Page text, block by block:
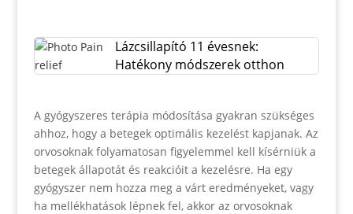
Lázcsillapító 11 évesnek:
Hatékony módszerek otthon
A gyógyszeres terápia módosítása gyakran szükséges
ahhoz, hogy a betegek optimális kezelést kapjanak. Az
orvosoknak folyamatosan figyelemmel kell kísérniük a
betegek állapotát és reakcióit a kezelésre. Ha egy
gyógyszer nem hozza meg a várt eredményeket, vagy
ha mellékhatások lépnek fel, akkor az orvosoknak